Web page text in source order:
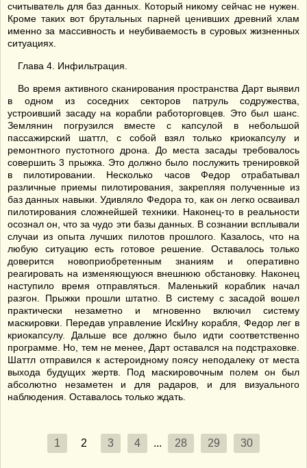
считыватель для баз данных. Который никому сейчас не нужен.
Кроме таких вот брутальных парней ценивших древний хлам
именно за массивность и неубиваемость в суровых жизненных
ситуациях.
Глава 4. Инфильтрация.
Во время активного сканирования пространства Дарт выявил
в одном из соседних секторов патруль содружества,
устроивший засаду на корабли работорговцев. Это был шанс.
Землянин погрузился вместе с капсулой в небольшой
пассажирский шаттл, с собой взял только криокапсулу и
ремонтного пустотного дрона. До места засады требовалось
совершить 3 прыжка. Это должно было послужить тренировкой
в пилотировании. Несколько часов Федор отрабатывал
различные приемы пилотирования, закрепляя полученные из
баз данных навыки. Удивляло Федора то, как он легко осваивал
пилотирования сложнейшей техники. Наконец-то в реальности
осознал он, что за чудо эти базы данных. В сознании всплывали
случаи из опыта лучших пилотов прошлого. Казалось, что на
любую ситуацию есть готовое решение. Оставалось только
доверится новоприобретенным знаниям и оперативно
реагировать на изменяющуюся внешнюю обстановку. Наконец
наступило время отправляться. Маленький кораблик начал
разгон. Прыжки прошли штатно. В систему с засадой вошел
практически незаметно и мгновенно включил систему
маскировки. Передав управление ИскИну корабля, Федор лег в
криокапсулу. Дальше все должно было идти соответственно
программе. Но, тем не менее, Дарт оставался на подстраховке.
Шаттл отправился к астероидному поясу неподалеку от места
выхода будущих жертв. Под маскировочным полем он был
абсолютно незаметен и для радаров, и для визуального
наблюдения. Оставалось только ждать.
1 2 3 4 ... 28 29 30